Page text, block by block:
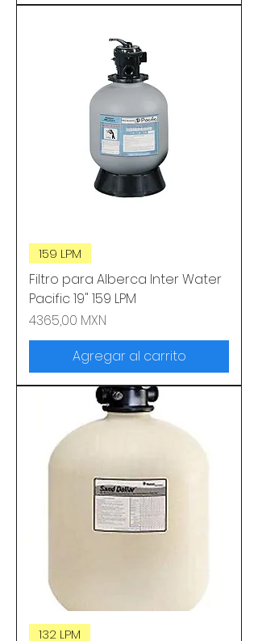
159 LPM
Filtro para Alberca Inter Water
Pacific 19" 159 LPM
Precio
4365,00 MXN
Agregar al carrito
132 LPM